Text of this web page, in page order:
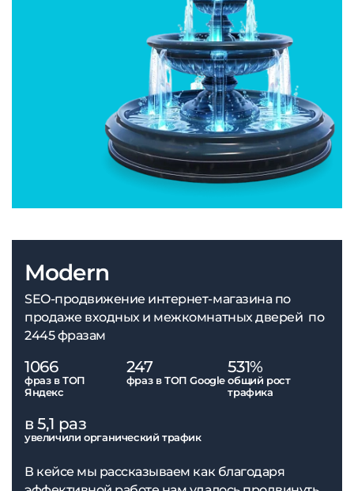
Modern
SEO-продвижение интернет-магазина по
продаже входных и межкомнатных дверей по
2445 фразам
1066
фраз в ТОП
Яндекс
247
фраз в ТОП Google
531%
общий рост
трафика
в 5,1 раз
увеличили органический трафик
В кейсе мы рассказываем как благодаря